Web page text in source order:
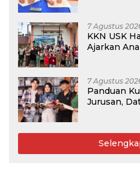
7 Agustus
KKN USK
Ajarkan
7 Agustus
Panduan
Jurusan,